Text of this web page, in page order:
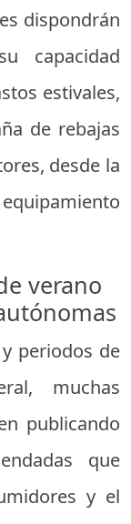
dispondrán
capacidad
estivales,
de rebajas
desde la
verano
periodos de
muchas
publicando
que
y el